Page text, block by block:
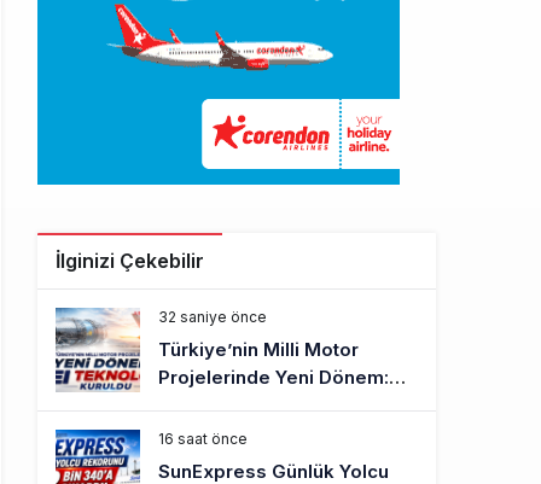
İlginizi Çekebilir
32 saniye önce
Türkiye’nin Milli Motor
Projelerinde Yeni Dönem:
TEI TEKNOLOJİ Kuruldu
16 saat önce
SunExpress Günlük Yolcu